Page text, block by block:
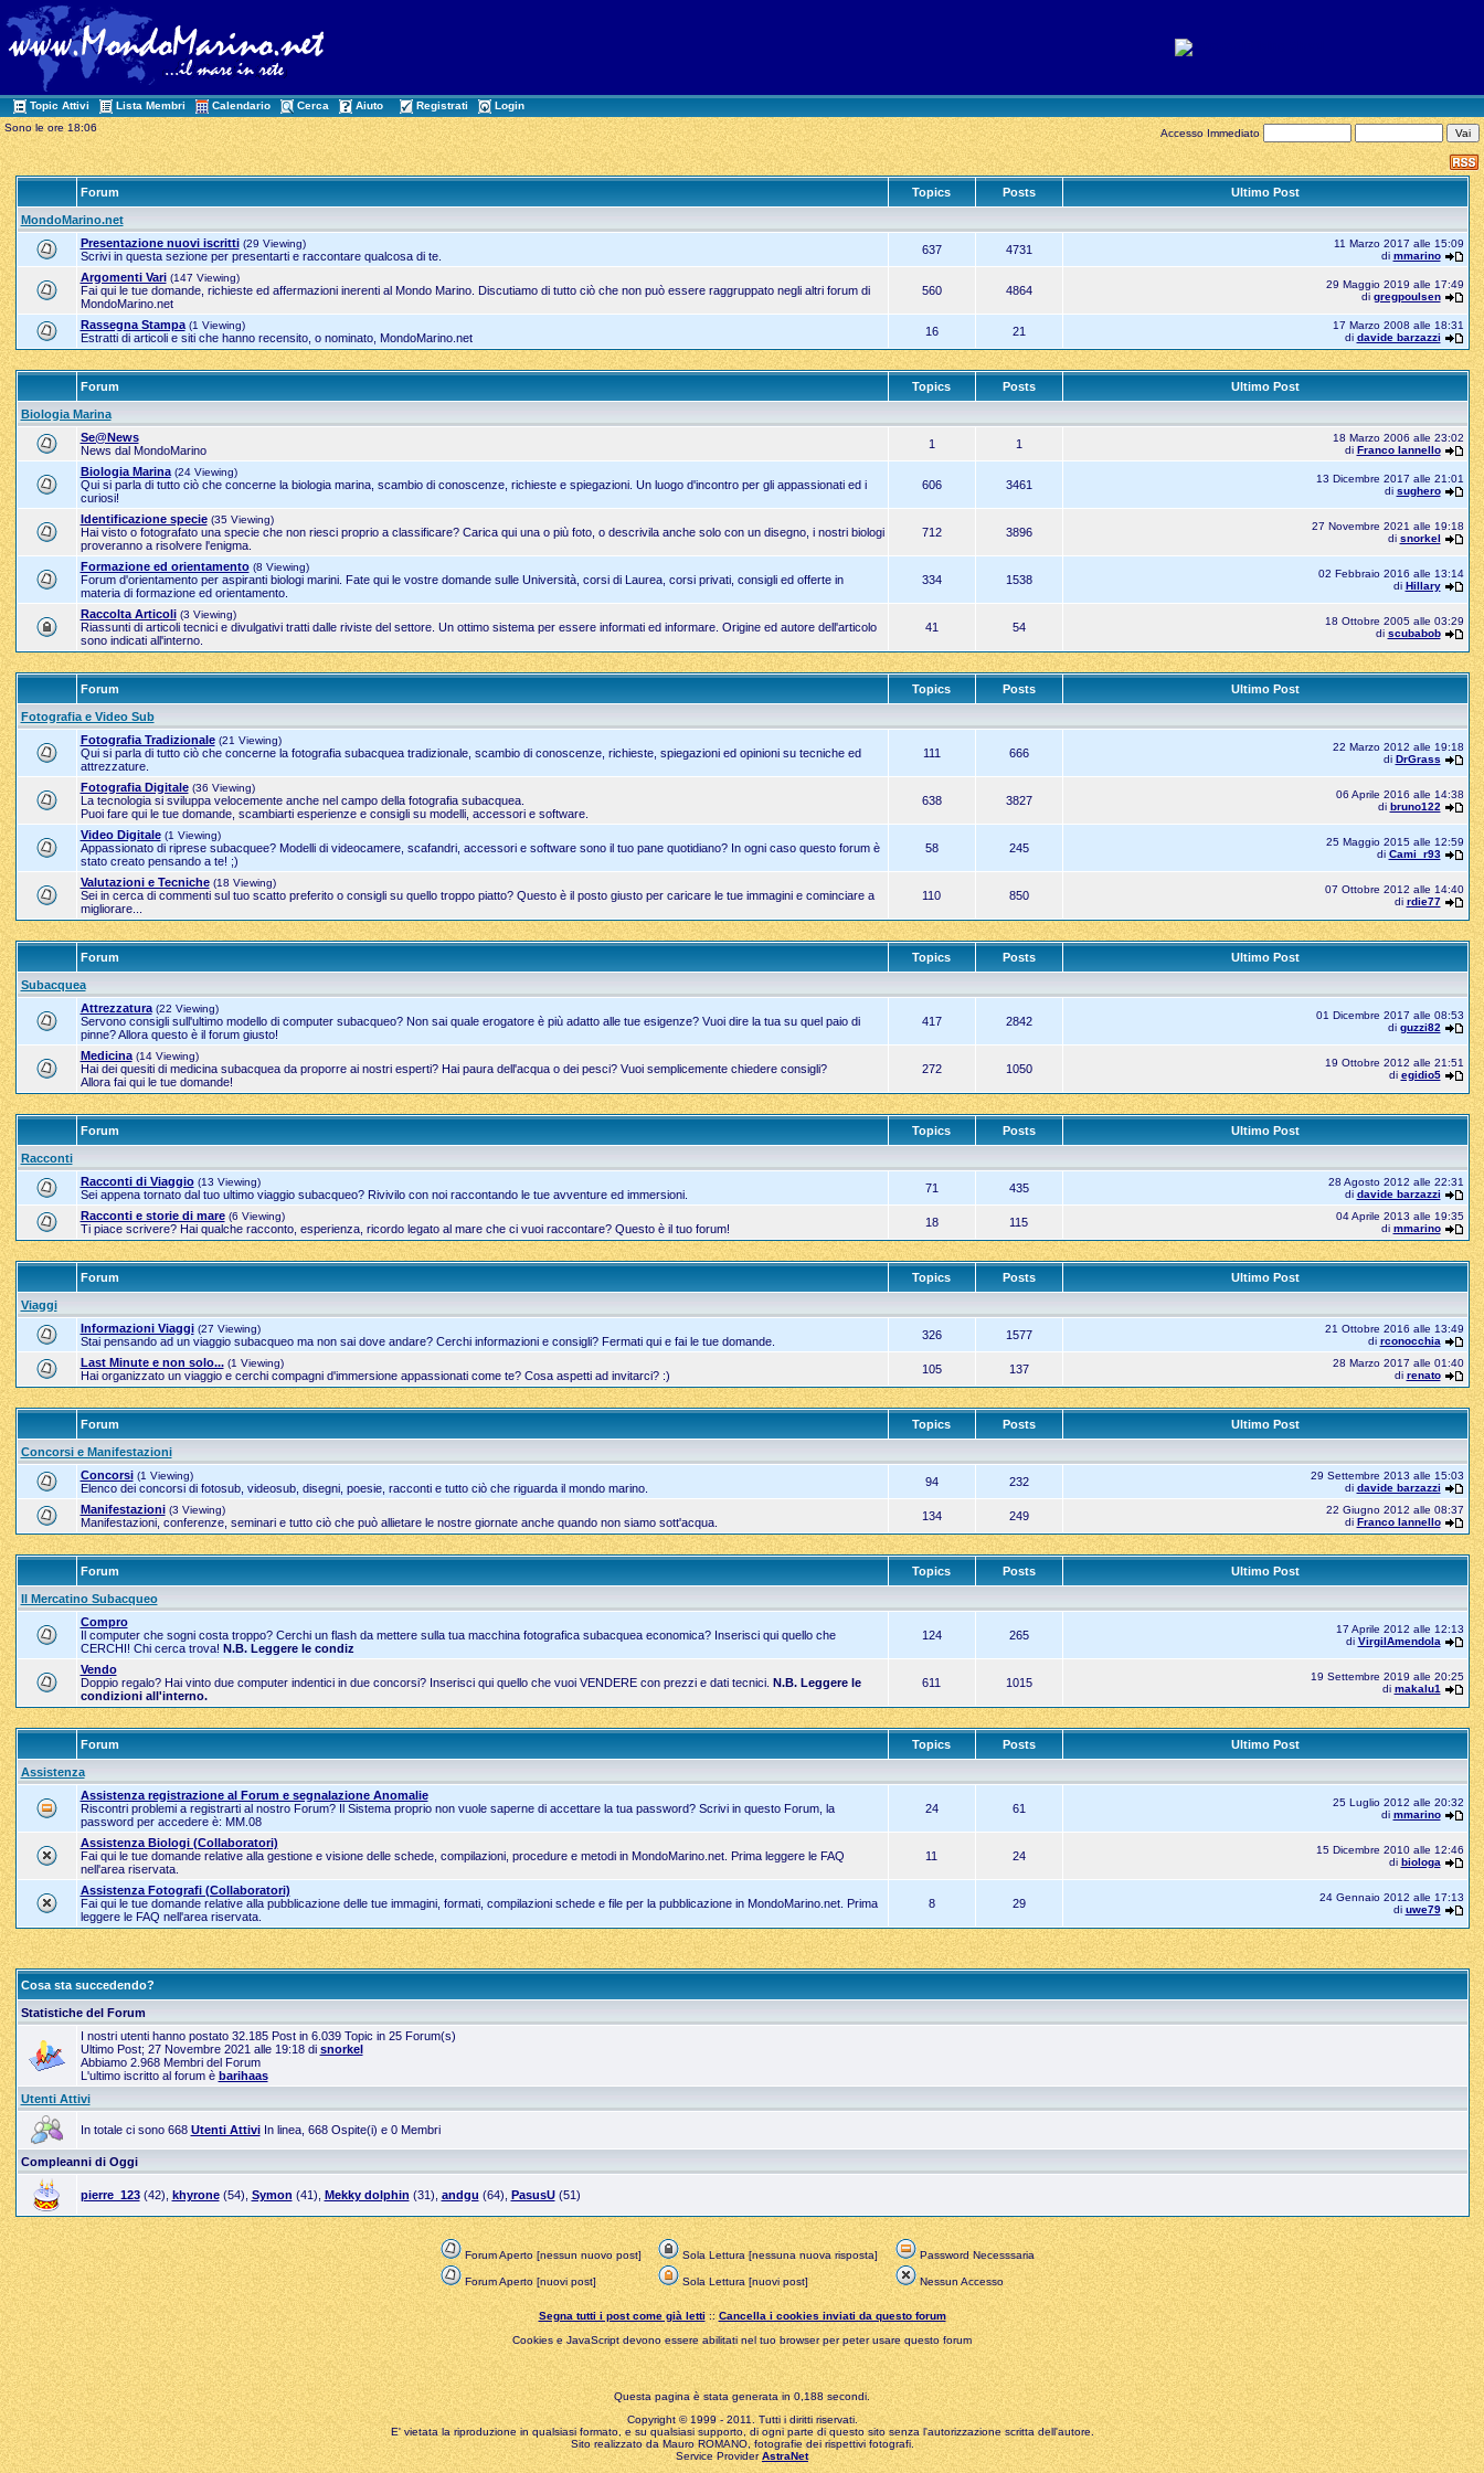
Topic Attivi Lista Membri Calendario Cerca Aiuto Registrati
Login
Sono le ore 18:06
Accesso Immediato
Forum Topics Posts Ultimo Post
MondoMarino.net
Presentazione nuovi iscritti (29 Viewing)
Scrivi in questa sezione per presentarti e raccontare qualcosa di te. 637 4731
11 Marzo 2017 alle 15:09
di mmarino
Argomenti Vari (147 Viewing)
Fai qui le tue domande, richieste ed affermazioni inerenti al Mondo Marino. Discutiamo di tutto ciò che non può essere raggruppato negli altri forum di
MondoMarino.net
560 4864
29 Maggio 2019 alle 17:49
di gregpoulsen
Rassegna Stampa (1 Viewing)
Estratti di articoli e siti che hanno recensito, o nominato, MondoMarino.net 16 21
17 Marzo 2008 alle 18:31
di davide barzazzi
Forum Topics Posts Ultimo Post
Biologia Marina
Se@News
News dal MondoMarino
1 1
18 Marzo 2006 alle 23:02
di Franco Iannello
Biologia Marina (24 Viewing)
Qui si parla di tutto ciò che concerne la biologia marina, scambio di conoscenze, richieste e spiegazioni. Un luogo d'incontro per gli appassionati ed i
curiosi!
606 3461
13 Dicembre 2017 alle 21:01
di sughero
Identificazione specie (35 Viewing)
Hai visto o fotografato una specie che non riesci proprio a classificare? Carica qui una o più foto, o descrivila anche solo con un disegno, i nostri biologi
proveranno a risolvere l'enigma.
712 3896
27 Novembre 2021 alle 19:18
di snorkel
Formazione ed orientamento (8 Viewing)
Forum d'orientamento per aspiranti biologi marini. Fate qui le vostre domande sulle Università, corsi di Laurea, corsi privati, consigli ed offerte in
materia di formazione ed orientamento.
334 1538
02 Febbraio 2016 alle 13:14
di Hillary
Raccolta Articoli (3 Viewing)
Riassunti di articoli tecnici e divulgativi tratti dalle riviste del settore. Un ottimo sistema per essere informati ed informare. Origine ed autore dell'articolo
sono indicati all'interno.
41 54
18 Ottobre 2005 alle 03:29
di scubabob
Forum Topics Posts Ultimo Post
Fotografia e Video Sub
Fotografia Tradizionale (21 Viewing)
Qui si parla di tutto ciò che concerne la fotografia subacquea tradizionale, scambio di conoscenze, richieste, spiegazioni ed opinioni su tecniche ed
attrezzature.
111 666
22 Marzo 2012 alle 19:18
di DrGrass
Fotografia Digitale (36 Viewing)
La tecnologia si sviluppa velocemente anche nel campo della fotografia subacquea.
Puoi fare qui le tue domande, scambiarti esperienze e consigli su modelli, accessori e software.
638 3827
06 Aprile 2016 alle 14:38
di bruno122
Video Digitale (1 Viewing)
Appassionato di riprese subacquee? Modelli di videocamere, scafandri, accessori e software sono il tuo pane quotidiano? In ogni caso questo forum è
stato creato pensando a te! ;)
58 245
25 Maggio 2015 alle 12:59
di Cami_r93
Valutazioni e Tecniche (18 Viewing)
Sei in cerca di commenti sul tuo scatto preferito o consigli su quello troppo piatto? Questo è il posto giusto per caricare le tue immagini e cominciare a
migliorare...
110 850
07 Ottobre 2012 alle 14:40
di rdie77
Forum Topics Posts Ultimo Post
Subacquea
Attrezzatura (22 Viewing)
Servono consigli sull'ultimo modello di computer subacqueo? Non sai quale erogatore è più adatto alle tue esigenze? Vuoi dire la tua su quel paio di
pinne? Allora questo è il forum giusto!
417 2842
01 Dicembre 2017 alle 08:53
di guzzi82
Medicina (14 Viewing)
Hai dei quesiti di medicina subacquea da proporre ai nostri esperti? Hai paura dell'acqua o dei pesci? Vuoi semplicemente chiedere consigli?
Allora fai qui le tue domande!
272 1050
19 Ottobre 2012 alle 21:51
di egidio5
Forum Topics Posts Ultimo Post
Racconti
Racconti di Viaggio (13 Viewing)
Sei appena tornato dal tuo ultimo viaggio subacqueo? Rivivilo con noi raccontando le tue avventure ed immersioni. 71 435
28 Agosto 2012 alle 22:31
di davide barzazzi
Racconti e storie di mare (6 Viewing)
Ti piace scrivere? Hai qualche racconto, esperienza, ricordo legato al mare che ci vuoi raccontare? Questo è il tuo forum! 18 115
04 Aprile 2013 alle 19:35
di mmarino
Forum Topics Posts Ultimo Post
Viaggi
Informazioni Viaggi (27 Viewing)
Stai pensando ad un viaggio subacqueo ma non sai dove andare? Cerchi informazioni e consigli? Fermati qui e fai le tue domande. 326 1577
21 Ottobre 2016 alle 13:49
di rconocchia
Last Minute e non solo... (1 Viewing)
Hai organizzato un viaggio e cerchi compagni d'immersione appassionati come te? Cosa aspetti ad invitarci? :) 105 137
28 Marzo 2017 alle 01:40
di renato
Forum Topics Posts Ultimo Post
Concorsi e Manifestazioni
Concorsi (1 Viewing)
Elenco dei concorsi di fotosub, videosub, disegni, poesie, racconti e tutto ciò che riguarda il mondo marino. 94 232
29 Settembre 2013 alle 15:03
di davide barzazzi
Manifestazioni (3 Viewing)
Manifestazioni, conferenze, seminari e tutto ciò che può allietare le nostre giornate anche quando non siamo sott'acqua. 134 249
22 Giugno 2012 alle 08:37
di Franco Iannello
Forum Topics Posts Ultimo Post
Il Mercatino Subacqueo
Compro
Il computer che sogni costa troppo? Cerchi un flash da mettere sulla tua macchina fotografica subacquea economica? Inserisci qui quello che
CERCHI! Chi cerca trova! N.B. Leggere le condiz
124 265
17 Aprile 2012 alle 12:13
di VirgilAmendola
Vendo
Doppio regalo? Hai vinto due computer indentici in due concorsi? Inserisci qui quello che vuoi VENDERE con prezzi e dati tecnici. N.B. Leggere le
condizioni all'interno.
611 1015
19 Settembre 2019 alle 20:25
di makalu1
Forum Topics Posts Ultimo Post
Assistenza
Assistenza registrazione al Forum e segnalazione Anomalie
Riscontri problemi a registrarti al nostro Forum? Il Sistema proprio non vuole saperne di accettare la tua password? Scrivi in questo Forum, la
password per accedere è: MM.08
24 61
25 Luglio 2012 alle 20:32
di mmarino
Assistenza Biologi (Collaboratori)
Fai qui le tue domande relative alla gestione e visione delle schede, compilazioni, procedure e metodi in MondoMarino.net. Prima leggere le FAQ
nell'area riservata.
11 24
15 Dicembre 2010 alle 12:46
di biologa
Assistenza Fotografi (Collaboratori)
Fai qui le tue domande relative alla pubblicazione delle tue immagini, formati, compilazioni schede e file per la pubblicazione in MondoMarino.net. Prima
leggere le FAQ nell'area riservata.
8 29
24 Gennaio 2012 alle 17:13
di uwe79
Cosa sta succedendo?
Statistiche del Forum
I nostri utenti hanno postato 32.185 Post in 6.039 Topic in 25 Forum(s)
Ultimo Post; 27 Novembre 2021 alle 19:18 di snorkel
Abbiamo 2.968 Membri del Forum
L'ultimo iscritto al forum è barihaas
Utenti Attivi
In totale ci sono 668 Utenti AttiviIn linea, 668 Ospite(i) e 0 Membri
Compleanni di Oggi
pierre_123(42), khyrone(54), Symon (41), Mekky dolphin (31), andgu (64), PasusU(51)
Forum Aperto [nessun nuovo post] Sola Lettura [nessuna nuova risposta] Password Necesssaria
Forum Aperto [nuovi post] Sola Lettura [nuovi post] Nessun Accesso
Segna tutti i post come già letti::Cancella i cookies inviati da questo forum
Cookies e JavaScript devono essere abilitati nel tuo browser per peter usare questo forum
Questa pagina è stata generata in 0,188 secondi.
Copyright © 1999 - 2011. Tutti i diritti riservati.
E' vietata la riproduzione in qualsiasi formato, e su qualsiasi supporto, di ogni parte di questo sito senza l'autorizzazione scritta dell'autore.
Sito realizzato da Mauro ROMANO, fotografie dei rispettivi fotografi.
Service ProviderAstraNet